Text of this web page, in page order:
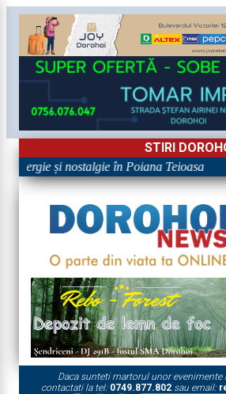
STIRI
și nostalgie în Poiana Teioasa
Daca sunteti martorul unor
contactati la tel: 0749.877.802sau email: